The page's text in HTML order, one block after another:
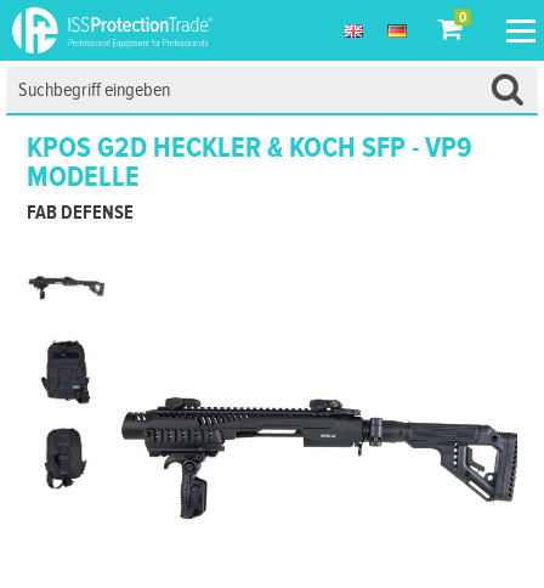
0
KPOS G2D HECKLER & KOCH SFP - VP9
MODELLE
FAB DEFENSE